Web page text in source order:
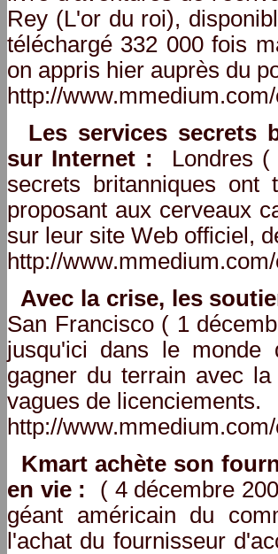
Rey (L'or du roi),
téléchargé 332 000 fois
on appris hier auprès du
http://
Les services secrets
sur Internet : Londres (
secrets britanniques ont
proposant aux cerveaux
sur leur site Web officiel,
http://
Avec la crise, les
San Francisco ( 1
jusqu'ici dans le monde
gagner du terrain avec
vagues de licenciements.
http://
Kmart achète son
en vie : ( 4 décembre
géant américain du
l'achat du fournisseur